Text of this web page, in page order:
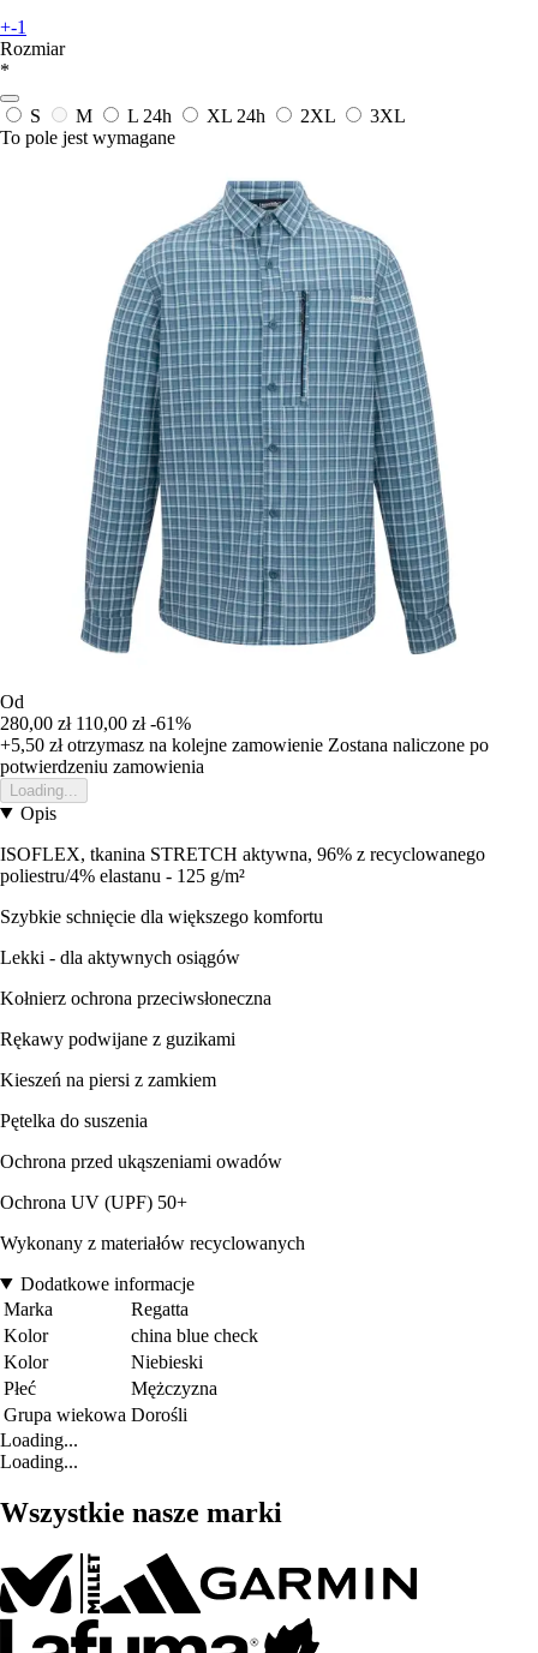
+-1
Rozmiar
*
S M L 24h XL 24h 2XL
3XL
To pole jest wymagane
Od
280,00 zł 110,00 zł -61%
+5,50 złotrzymasz na kolejne zamowienie Zostana naliczone po
potwierdzeniu zamowienia
Loading...
Opis
ISOFLEX, tkanina STRETCH aktywna, 96% z recyclowanego
poliestru/4% elastanu - 125 g/m²
Szybkie schnięcie dla większego komfortu
Lekki - dla aktywnych osiągów
Kołnierz ochrona przeciwsłoneczna
Rękawy podwijane z guzikami
Kieszeń na piersi z zamkiem
Pętelka do suszenia
Ochrona przed ukąszeniami owadów
Ochrona UV (UPF) 50+
Wykonany z materiałów recyclowanych
Dodatkowe informacje
Marka
Regatta
Kolor
china blue check
Kolor
Niebieski
Płeć
Mężczyzna
Grupa wiekowa Dorośli
Loading...
Loading...
Wszystkie nasze marki